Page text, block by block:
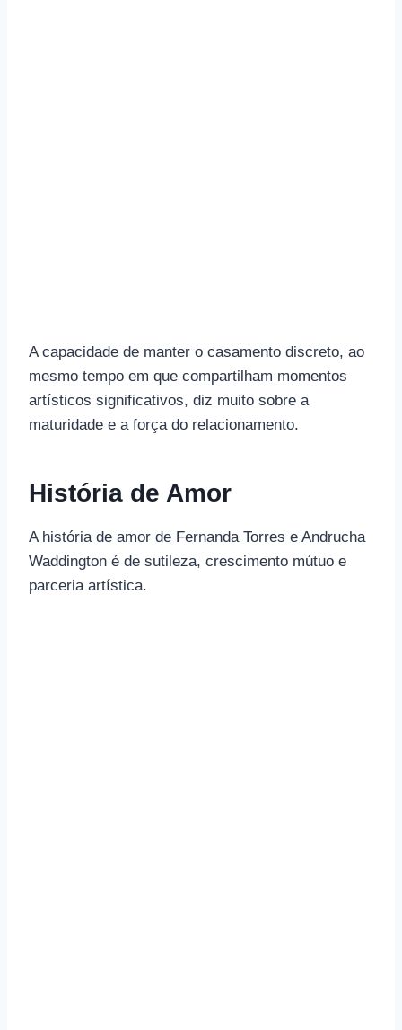
A capacidade de manter o casamento discreto, ao
mesmo tempo em que compartilham momentos
artísticos significativos, diz muito sobre a
maturidade e a força do relacionamento.
História de Amor
A história de amor de Fernanda Torres e Andrucha
Waddington é de sutileza, crescimento mútuo e
parceria artística.